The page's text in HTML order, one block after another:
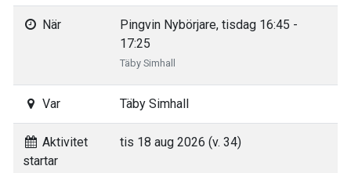
När
Pingvin Nybörjare, tisdag 16:45 -
17:25
Täby Simhall
Var Täby Simhall
Aktivitet
startar
tis 18 aug 2026 (v. 34)